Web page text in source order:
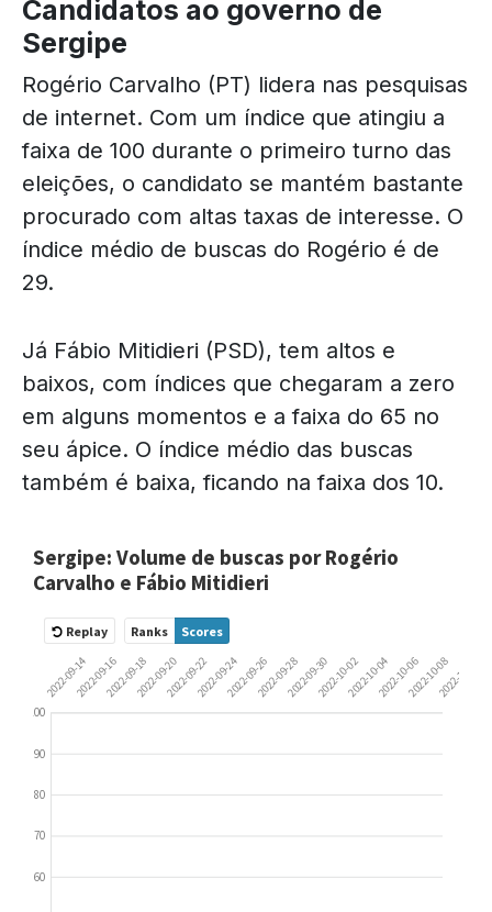
Candidatos ao governo de
Sergipe
Rogério Carvalho (PT) lidera nas pesquisas
de internet. Com um índice que atingiu a
faixa de 100 durante o primeiro turno das
eleições, o candidato se mantém bastante
procurado com altas taxas de interesse. O
índice médio de buscas do Rogério é de
29.
Já Fábio Mitidieri (PSD), tem altos e
baixos, com índices que chegaram a zero
em alguns momentos e a faixa do 65 no
seu ápice. O índice médio das buscas
também é baixa, ficando na faixa dos 10.